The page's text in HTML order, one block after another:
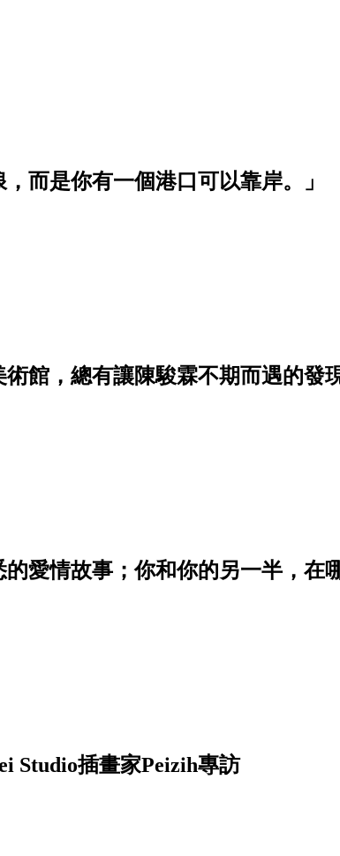
而是你有一個港口可以靠岸。」
館，總有讓陳駿霖不期而遇的發
愛情故事；你和你的另一半，在
Studio插畫家Peizih專訪